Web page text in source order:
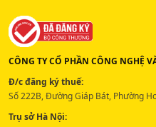
CÔNG TY CỔ PHẦN CÔNG NGHỆ
Đ/c đăng ký thuế:
Số 222B, Đường Giáp Bát, Phường
Trụ sở Hà Nội: